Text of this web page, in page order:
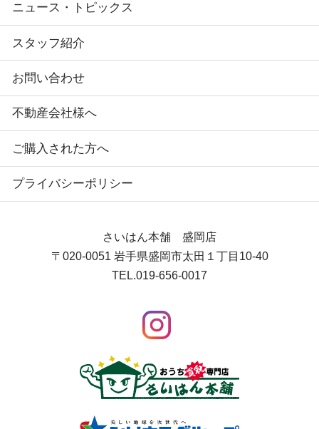
ニュース・トピックス
スタッフ紹介
お問い合わせ
不動産会社様へ
ご購入された方へ
プライバシーポリシー
さいはん本舗 盛岡店
〒020-0051 岩手県盛岡市太田１丁目10-40
TEL.019-656-0017